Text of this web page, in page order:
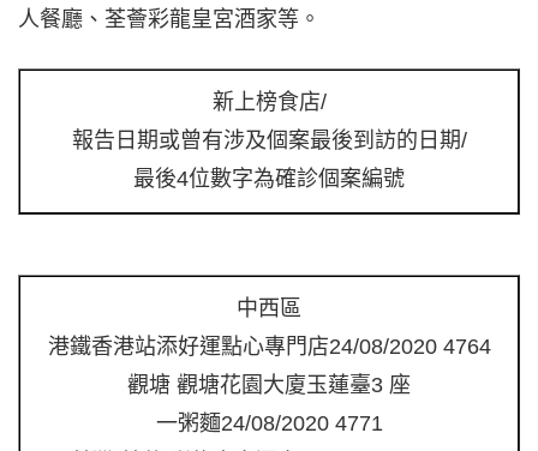
人餐廳、荃薈彩龍皇宮酒家等。
新上榜食店/
報告日期或曾有涉及個案最後到訪的日期/
最後4位數字為確診個案編號
中西區
港鐵香港站添好運點心專門店24/08/2020 4764
觀塘 觀塘花園大廈玉蓮臺3 座
一粥麵24/08/2020 4771